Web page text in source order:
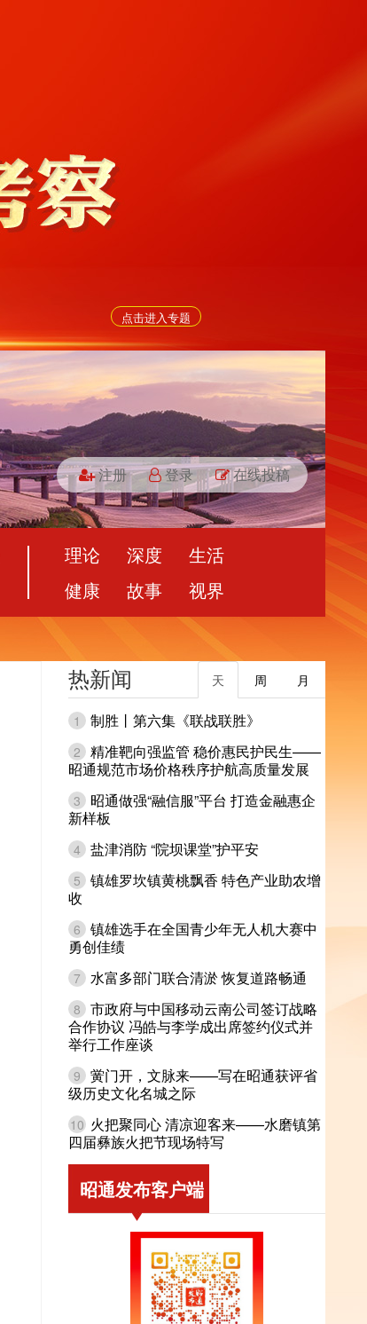
点击进入专题
注册 登录 在线投稿
理论 深度
生活
健康
故事 视界
热新闻 月
周
天
1 制胜丨第六集《联战联胜》
2 精准靶向强监管 稳价惠民护民生——
昭通规范市场价格秩序护航高质量发展
3
昭通做强“融信服”平台 打造金融惠企
新样板
4 盐津消防 “院坝课堂”护平安
5 镇雄罗坎镇黄桃飘香 特色产业助农增
收
6 镇雄选手在全国青少年无人机大赛中
勇创佳绩
7 水富多部门联合清淤 恢复道路畅通
8 市政府与中国移动云南公司签订战略
合作协议 冯皓与李学成出席签约仪式并
举行工作座谈
9 黉门开，文脉来——写在昭通获评省
级历史文化名城之际
10 火把聚同心 清凉迎客来——水磨镇第
四届彝族火把节现场特写
昭通发布客户端